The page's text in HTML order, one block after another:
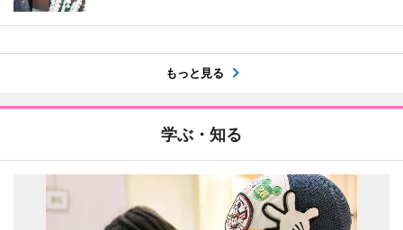
もっと見る
学ぶ・知る